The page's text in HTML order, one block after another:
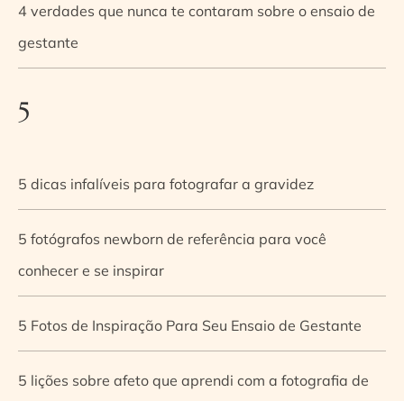
4 verdades que nunca te contaram sobre o ensaio de
gestante
5
5 dicas infalíveis para fotografar a gravidez
5 fotógrafos newborn de referência para você
conhecer e se inspirar
5 Fotos de Inspiração Para Seu Ensaio de Gestante
5 lições sobre afeto que aprendi com a fotografia de